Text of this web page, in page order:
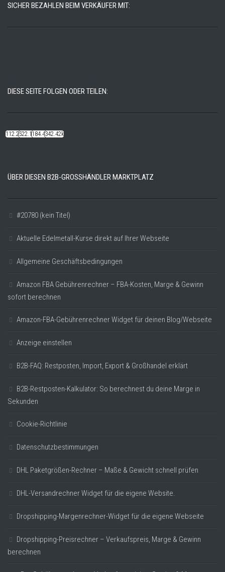
SICHER BEZAHLEN BEIM VERKÄUFER MIT:
DIESE SEITE FOLGEN ODER TEILEN:
112.22k522.14k184.48k342.42k
ÜBER DIESEN B2B-GROSSHÄNDLER MARKTPLATZ
#20780 (kein Titel)
Aktuelle Edelmetall-Kurse direkt auf Ihrer Webseite
Allgemeine Geschäftsbedingungen
Amazon FBA Gebührenrechner – FBA-Kosten, Marge & Gewinn
sofort berechnen
Amazon-FBA-Gebührenrechner Widget für deinen Blog/Webseite
Anzeige einstellen
B2B-FAQ: Restposten, Import, Export & Großhandel erklärt
B2B-Restposten-Kalkulator: So berechnest du deine Marge in
Sekunden
Cookie-Richtlinie
Datenschutzbestimmungen
DHL Paketgrößen-Rechner – Maße & Gewicht schnell prüfen
DHL-Versandrechner Widget für die eigene Website.
Dropshipping-Margenrechner-Widget für die eigene Webseite
Dropshipping-Preisrechner – Verkaufspreis, Marge & Gewinn
berechnen